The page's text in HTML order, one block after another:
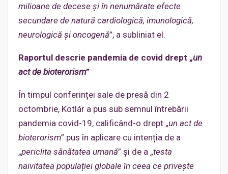
milioane de decese și în nenumărate efecte
secundare de natură cardiologică, imunologică,
neurologică și oncogenă”, a subliniat el.
Raportul descrie pandemia de covid drept „un
act de bioterorism”
În timpul conferinței sale de presă din 2
octombrie, Kotlár a pus sub semnul întrebării
pandemia covid-19, calificând-o drept „un act de
bioterorism” pus în aplicare cu intenția de a
„periclita sănătatea umană” și de a „testa
naivitatea populației globale în ceea ce privește